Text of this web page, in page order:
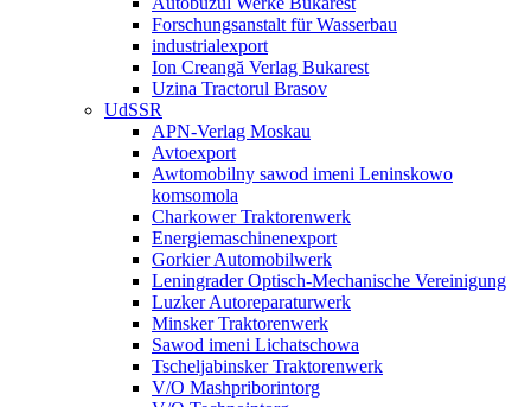
Forschungsanstalt für Wasserbau
industrialexport
Ion Creangă Verlag Bukarest
Uzina Tractorul Brasov
UdSSR
APN-Verlag Moskau
Avtoexport
Awtomobilny sawod imeni Leninskowo
komsomola
Charkower Traktorenwerk
Energiemaschinenexport
Gorkier Automobilwerk
Leningrader Optisch-Mechanische Vereinigung
Luzker Autoreparaturwerk
Minsker Traktorenwerk
Sawod imeni Lichatschowa
Tscheljabinsker Traktorenwerk
V/O Mashpriborintorg